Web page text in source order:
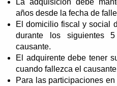
años desde la fecha de
El domicilio fiscal y social
durante los siguientes
causante.
El adquirente debe tener
cuando fallezca el
Para las participaciones